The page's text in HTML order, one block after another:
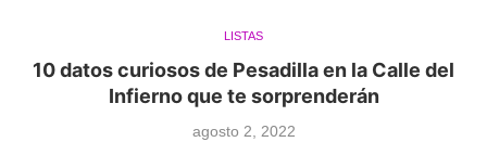
LISTAS
10 datos curiosos de Pesadilla en la Calle del
Infierno que te sorprenderán
agosto 2, 2022